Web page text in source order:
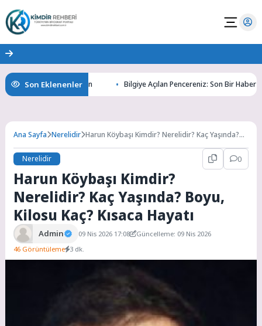
Son Eklenenler
Gizemlerini Keşfedin Bilgiye Açılan Pencereniz: Son Bir Haber ile
Ana Sayfa Nerelidir Harun Köybaşı Kimdir? Nerelidir? Kaç Yaşında?
Nerelidir
0
Harun Köybaşı Kimdir?
Nerelidir? Kaç Yaşında? Boyu,
Kilosu Kaç? Kısaca Hayatı
Admin 09 Nis 2026 17:08
Güncelleme: 09 Nis 2026
46 Görüntüleme 3 dk.